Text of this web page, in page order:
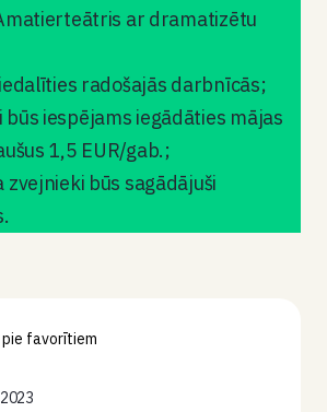
ar dramatizētu
radošajās darbnīcās;
būs iespējams iegādāties mājas
1,5 EUR/gab.;
zvejnieki būs sagādājuši
favorītiem